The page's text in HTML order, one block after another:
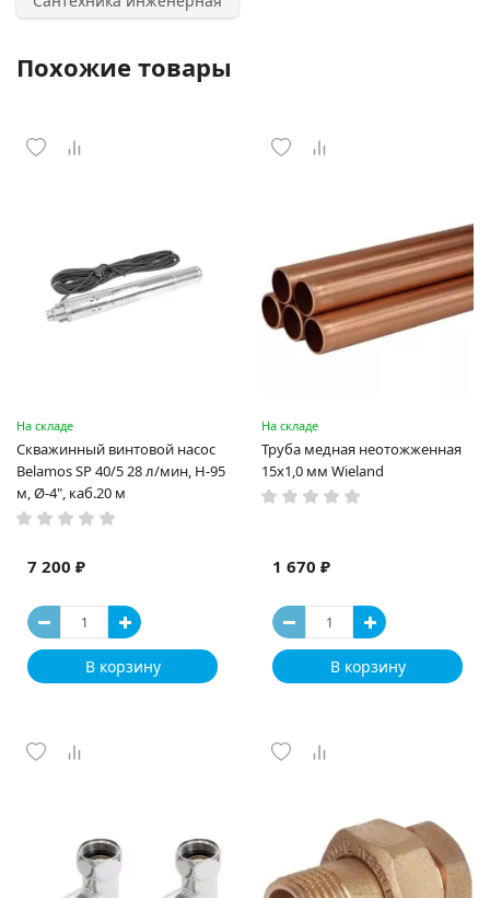
Похожие товары
На складе
Скважинный винтовой насос
Belamos SP 40/5 28 л/мин, Н-95
м, Ø-4", каб.20 м
7 200 ₽
В корзину
На складе
Труба медная неотожженная
15х1,0 мм Wieland
1 670 ₽
В корзину